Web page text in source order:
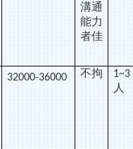
溝通
能力
者佳
32000-36000 不拘 1~3
人